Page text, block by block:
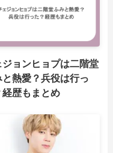
ジョンヒョプは二階堂
と熱愛？兵役は行っ
経歴もまとめ